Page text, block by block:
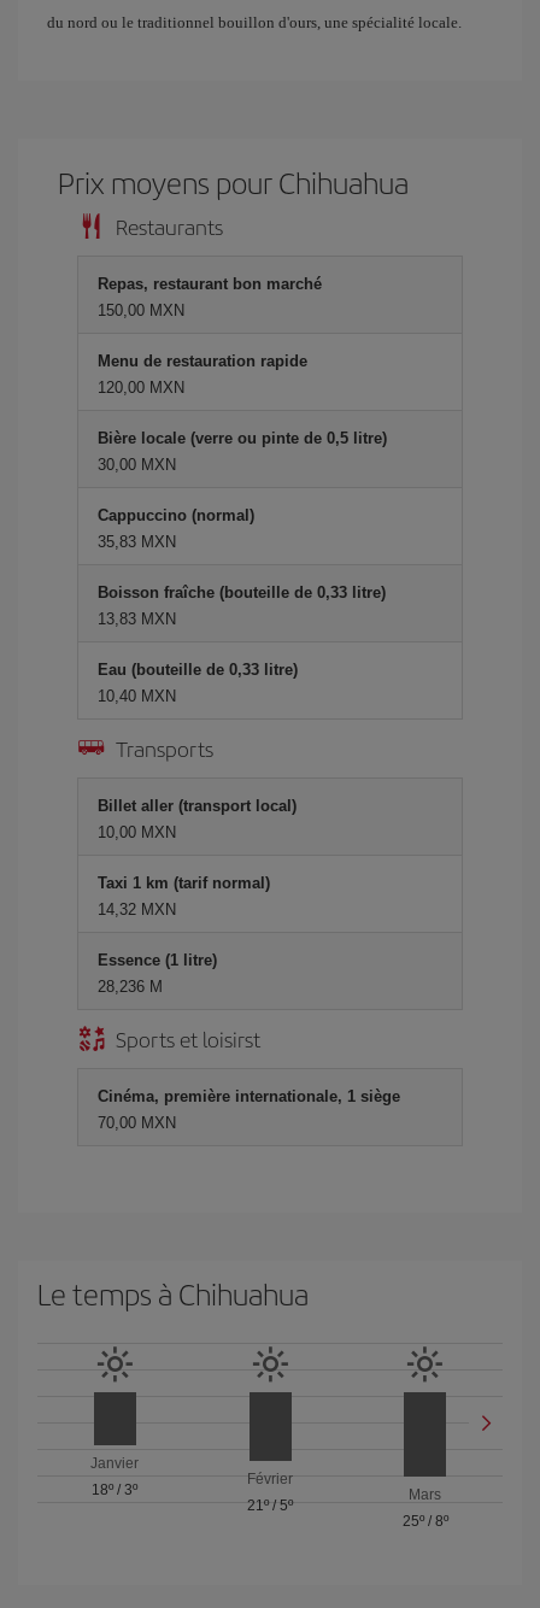
du nord ou le traditionnel bouillon d'ours, une spécialité locale.
Prix ​​moyens pour Chihuahua
Restaurants
Repas, restaurant bon marché
150,00 MXN
Menu de restauration rapide
120,00 MXN
Bière locale (verre ou pinte de 0,5 litre)
30,00 MXN
Cappuccino (normal)
35,83 MXN
Boisson fraîche (bouteille de 0,33 litre)
13,83 MXN
Eau (bouteille de 0,33 litre)
10,40 MXN
Transports
Billet aller (transport local)
10,00 MXN
Taxi 1 km (tarif normal)
14,32 MXN
Essence (1 litre)
28,236 M
Sports et loisirst
Cinéma, première internationale, 1 siège
70,00 MXN
Le temps à Chihuahua
Janvier
18º /3º
Février
21º/ 5º
Mars
25º/ 8º